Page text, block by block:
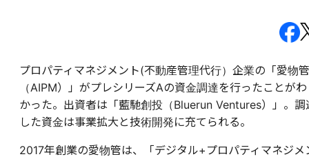
プロパティマネジメント(不動産管理代行）企業の「愛物管
（AIPM）」がプレシリーズAの資金調達を行ったことがわ
かった。出資者は「藍馳創投（Bluerun Ventures）」。調
した資金は事業拡大と技術開発に充てられる。
2017年創業の愛物管は、「デジタル+プロパティマネジメ